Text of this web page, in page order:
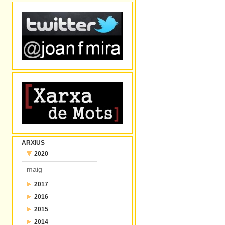
ARXIUS
2020
maig
2017
juliol2016
desembre
2015
2014